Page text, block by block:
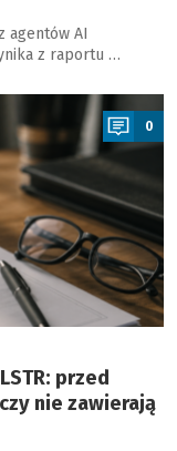
agentów AI
z raportu …
0
przed
nie zawierają